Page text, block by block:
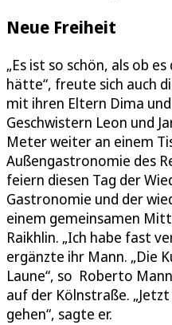
Neue Freiheit
„Es ist so schön, als ob
hätte“, freute sich auch
mit ihren Eltern Dima
Geschwistern Leon und
Meter weiter an einem
Außengastronomie des
feiern diesen Tag der
Gastronomie und der
einem gemeinsamen
Raikhlin. „Ich habe fast
ergänzte ihr Mann. „Die
Laune“, so Roberto
auf der Kölnstraße.
gehen“, sagte er.